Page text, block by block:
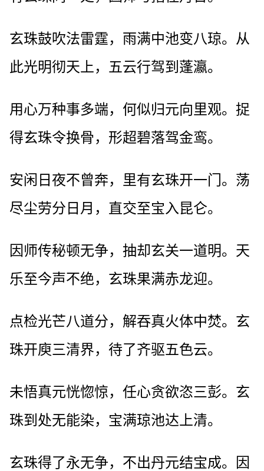
玄珠鼓吹法雷霆，雨满中池变八琼。从
此光明彻天上，五云行驾到蓬瀛。
用心万种事多端，何似归元向里观。捉
得玄珠令换骨，形超碧落驾金鸾。
安闲日夜不曾奔，里有玄珠开一门。荡
尽尘劳分日月，直交至宝入昆仑。
因师传秘顿无争，抽却玄关一道明。天
乐至今声不绝，玄珠果满赤龙迎。
点检光芒八道分，解吞真火体中焚。玄
珠开庾三清界，待了齐驱五色云。
未悟真元恍惚惊，任心贪欲恣三彭。玄
珠到处无能染，宝满琼池达上清。
玄珠得了永无争，不出丹元结宝成。因